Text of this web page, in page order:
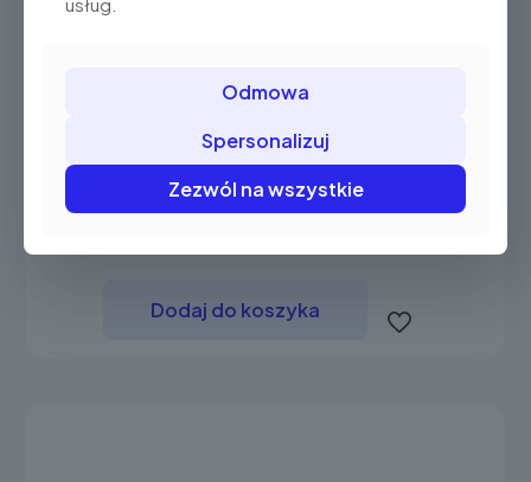
Posnet Pospay 2 Online
Dodaj do koszyka
Odmowa
Spersonalizuj
Zezwól na wszystkie